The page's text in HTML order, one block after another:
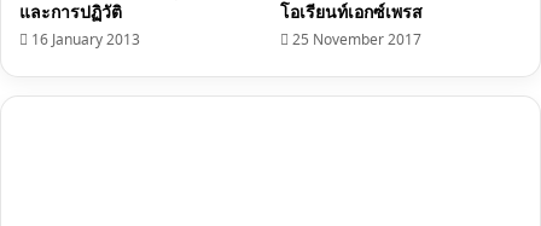
และการปฏิวัติ
16 January 2013
โอเรียนท์เอกซ์เพรส
25 November 2017